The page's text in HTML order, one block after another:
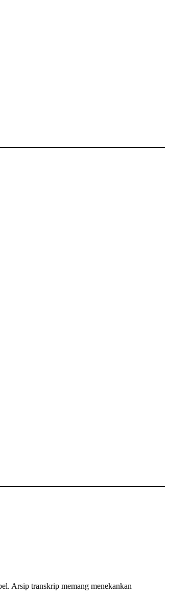
Arsip transkrip memang menekankan